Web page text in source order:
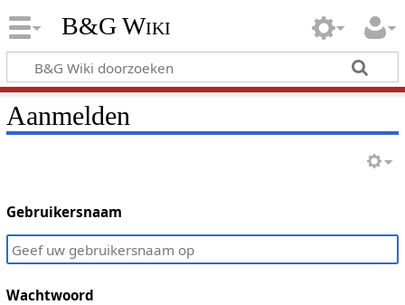
B&G Wiki
Aanmelden
Gebruikersnaam
Wachtwoord